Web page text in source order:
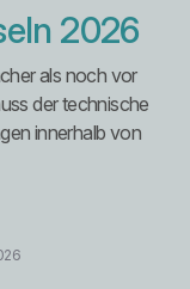
2026
als noch vor
der technische
innerhalb von